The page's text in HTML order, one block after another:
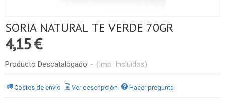
SORIA NATURAL TE VERDE 70GR
4,15 €
Producto Descatalogado - (Imp. Incluidos)
Costes de envío Ver descripción Hacer pregunta